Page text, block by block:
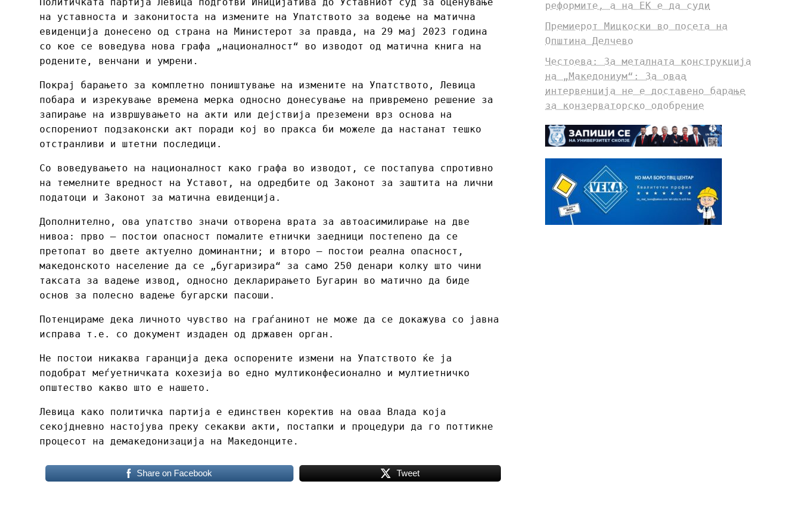
на уставноста и законитоста на измените на Упатството за водење на матична
евиденција донесено од страна на Министерот за правда, на 29 мај 2023 година
со кое се воведува нова графа „националност“ во изводот од матична книга на
родените, венчани и умрени.
Покрај барањето за комплетно поништување на измените на Упатството, Левица
побара и изрекување времена мерка односно донесување на привремено решение за
запирање на извршувањето на акти или дејствија преземени врз основа на
оспорениот подзаконски акт поради кој во пракса би можеле да настанат тешко
отстранливи и штетни последици.
Со воведувањето на националност како графа во изводот, се постапува спротивно
на темелните вредност на Уставот, на одредбите од Законот за заштита на лични
податоци и Законот за матична евиденција.
Дополнително, ова упатство значи отворена врата за автоасимилирање на две
нивоа: прво – постои опасност помалите етнички заедници постепено да се
претопат во двете актуелно доминантни; и второ – постои реална опасност,
македонското население да се „бугаризира“ за само 250 денари колку што чини
таксата за вадење извод, односно декларирањето Бугарин во матично да биде
основ за полесно вадење бугарски пасоши.
Потенцираме дека личното чувство на граѓанинот не може да се докажува со јавна
исправа т.е. со документ издаден од државен орган.
Не постои никаква гаранција дека оспорените измени на Упатството ќе ја
подобрат меѓуетничката кохезија во едно мултиконфесионално и мултиетничко
општество какво што е нашето.
Левица како политичка партија е единствен коректив на оваа Влада која
секојдневно настојува преку секакви акти, постапки и процедури да го поттикне
процесот на демакедонизација на Македонците.
Share on Facebook Tweet
реформите, а на ЕК е да суди
Премиерот Мицкоски во посета на
Општина Делчево
Честоева: За металната конструкција
на „Македониум“: За оваа
интервенција не е доставено барање
за конзерваторско одобрение